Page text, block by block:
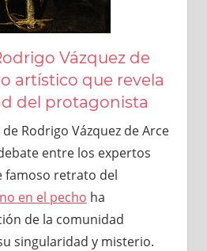
Vázquez de
artístico que revela
del protagonista
Rodrigo Vázquez de Arce
entre los expertos
famoso retrato del
en el pecho ha
de la comunidad
singularidad y misterio.